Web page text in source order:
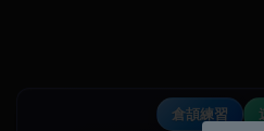
倉頡練習